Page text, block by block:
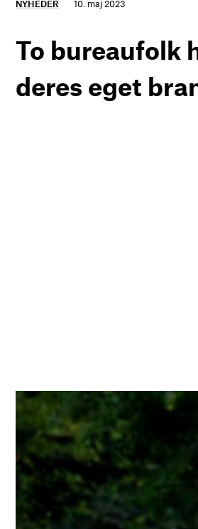
NYHEDER 10. maj 2023
To bureaufolk
deres eget